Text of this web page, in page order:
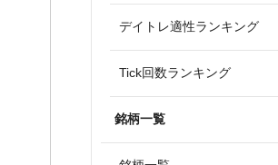
デイトレ適性ランキング
Tick回数ランキング
銘柄一覧